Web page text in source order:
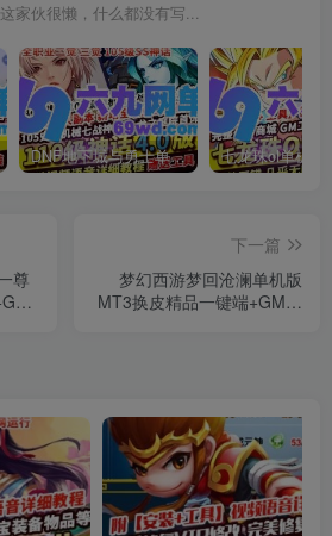
这家伙很懒，什么都没有写...
DNF地下城与勇士单机版110级神话版4.0全主线任务龙之庭院机械七战神实验室
尊
下一篇
梦幻西游梦回沧澜单机版
MT3换皮精品一键端+GM后